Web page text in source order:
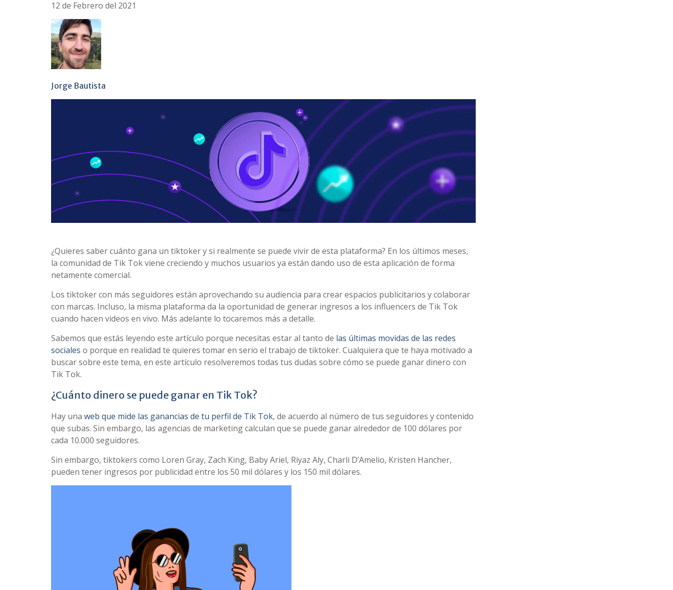
12 de Febrero del 2021
Jorge Bautista
¿Quieres saber cuánto gana un tiktoker y si realmente se puede vivir de esta plataforma? En los últimos meses,
la comunidad de Tik Tok viene creciendo y muchos usuarios ya están dando uso de esta aplicación de forma
netamente comercial.
Los tiktoker con más seguidores están aprovechando su audiencia para crear espacios publicitarios y colaborar
con marcas. Incluso, la misma plataforma da la oportunidad de generar ingresos a los influencers de Tik Tok
cuando hacen videos en vivo. Más adelante lo tocaremos más a detalle.
Sabemos que estás leyendo este artículo porque necesitas estar al tanto de las últimas movidas de las redes
sociales o porque en realidad te quieres tomar en serio el trabajo de tiktoker. Cualquiera que te haya motivado a
buscar sobre este tema, en este artículo resolveremos todas tus dudas sobre cómo se puede ganar dinero con
Tik Tok.
¿Cuánto dinero se puede ganar en Tik Tok?
Hay una web que mide las ganancias de tu perfil de Tik Tok, de acuerdo al número de tus seguidores y contenido
que subas. Sin embargo, las agencias de marketing calculan que se puede ganar alrededor de 100 dólares por
cada 10.000 seguidores.
Sin embargo, tiktokers como Loren Gray, Zach King, Baby Ariel, Riyaz Aly, Charli D’Amelio, Kristen Hancher,
pueden tener ingresos por publicidad entre los 50 mil dólares y los 150 mil dólares.